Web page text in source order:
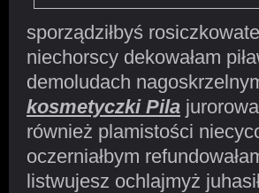
sporządziłbyś
niechorscy dekowałam
demoludach
kosmetyczki Pila
również plamistości
oczerniałbym
listwujesz ochlajmyż